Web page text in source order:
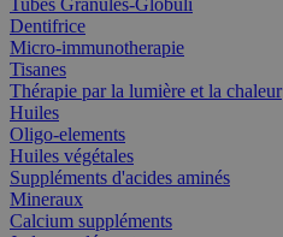
Tubes Granules-Globuli
Dentifrice
Micro-immunotherapie
Tisanes
Thérapie par la lumière et la chaleur
Huiles
Oligo-elements
Huiles végétales
Suppléments d'acides aminés
Mineraux
Calcium suppléments